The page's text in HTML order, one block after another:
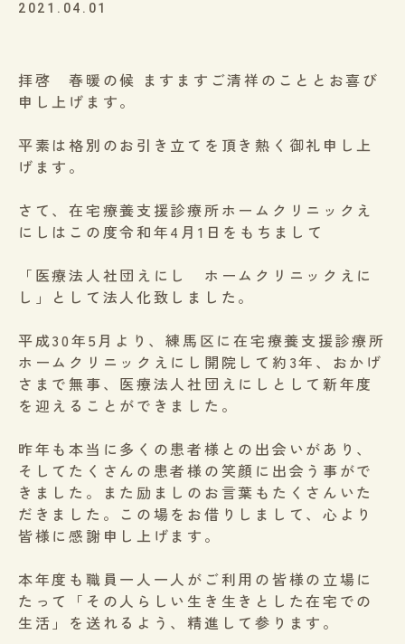
2021.04.01
拝啓 春暖の候 ますますご清祥のこととお喜び
申し上げます。
平素は格別のお引き立てを頂き熱く御礼申し上
げます。
さて、在宅療養支援診療所ホームクリニックえ
にしはこの度令和年4月1日をもちまして
「医療法人社団えにし ホームクリニックえに
し」として法人化致しました。
平成30年5月より、練馬区に在宅療養支援診療所
ホームクリニックえにし開院して約3年、おかげ
さまで無事、医療法人社団えにしとして新年度
を迎えることができました。
昨年も本当に多くの患者様との出会いがあり、
そしてたくさんの患者様の笑顔に出会う事がで
きました。また励ましのお言葉もたくさんいた
だきました。この場をお借りしまして、心より
皆様に感謝申し上げます。
本年度も職員一人一人がご利用の皆様の立場に
たって「その人らしい生き生きとした在宅での
生活」を送れるよう、精進して参ります。